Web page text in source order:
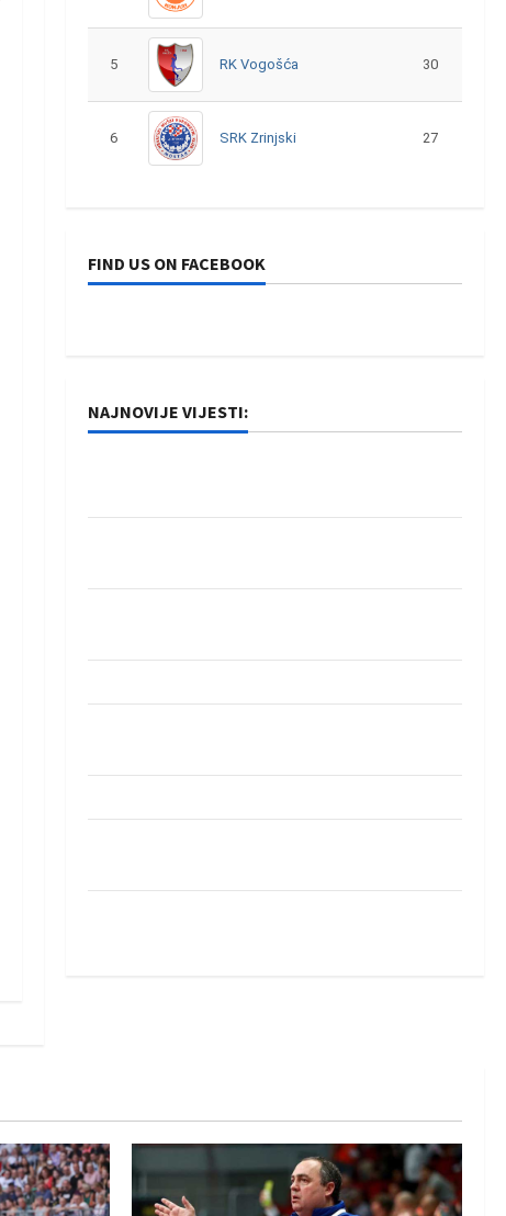
5 RK Vogošća 30
6 SRK Zrinjski 27
FIND US ON FACEBOOK
NAJNOVIJE VIJESTI: